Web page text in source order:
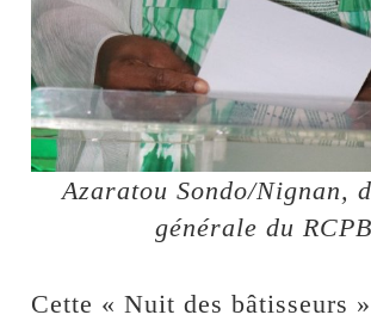
Azaratou Sondo/Nignan,
générale du
Cette « Nuit des bâtisseurs